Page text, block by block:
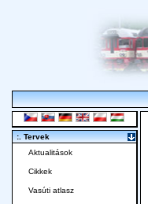
:. Tervek
Aktualitások
Cikkek
Vasúti atlasz